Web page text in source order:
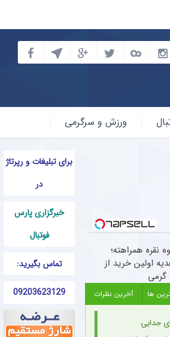
ورزش و سرگرمی
برای تبلیغات و رپرتاژ
در
خبرگزاری پارس
فوتبال
تماس بگیرید:
09203623129
نقره همراهته؛
اولین خرید از
گرمی
ها آخرین نظرات
جدایی